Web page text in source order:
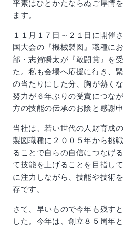
平素はひとかたならぬご厚情
ます。
１１月１７日～２１日に開催
国大会の『機械製図』職種に
部・志賀瞬太が『敢闘賞』を
た。私も会場へ応援に行き、
の当たりにした分、胸が熱く
努力が６年ぶりの受賞につな
方の技能の伝承のお陰と感謝
当社は、若い世代の人財育成
製図職種に２００５年から挑
ることで自らの自信につなげ
て技能を上げることを目指し
に注力しながら、技能や技術
存です。
さて、早いもので今年も残す
した。今年は、創立８５周年